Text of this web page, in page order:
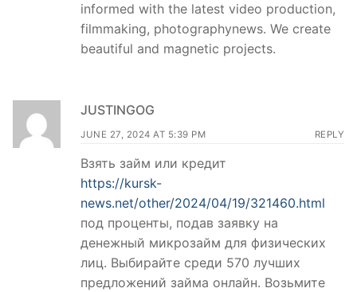
informed with the latest video production,
filmmaking, photographynews. We create
beautiful and magnetic projects.
JUSTINGOG
JUNE 27, 2024 AT 5:39 PM REPLY
Взять займ или кредит
https://kursk-
news.net/other/2024/04/19/321460.html
под проценты, подав заявку на
денежный микрозайм для физических
лиц. Выбирайте среди 570 лучших
предложений займа онлайн. Возьмите